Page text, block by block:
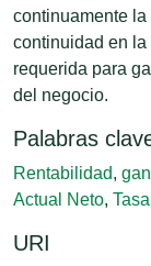
continuamente
continuidad en
requerida para
del negocio.
Palabras
Rentabilidad,
Actual Neto,
URI